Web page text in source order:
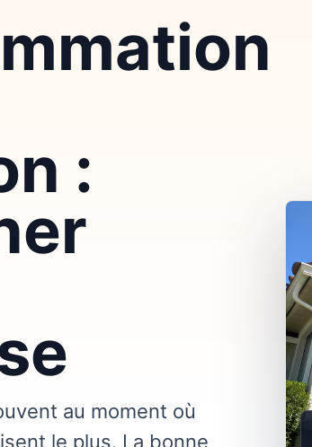
:
au moment où
le plus. La bonne